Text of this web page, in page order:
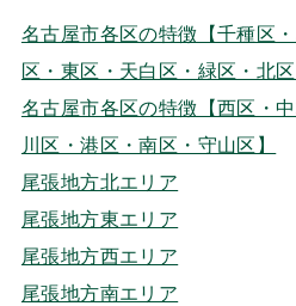
名古屋市各区の特徴【千種区
区・東区・天白区・緑区・北区
名古屋市各区の特徴【西区・
川区・港区・南区・守山区】
尾張地方北エリア
尾張地方東エリア
尾張地方西エリア
尾張地方南エリア